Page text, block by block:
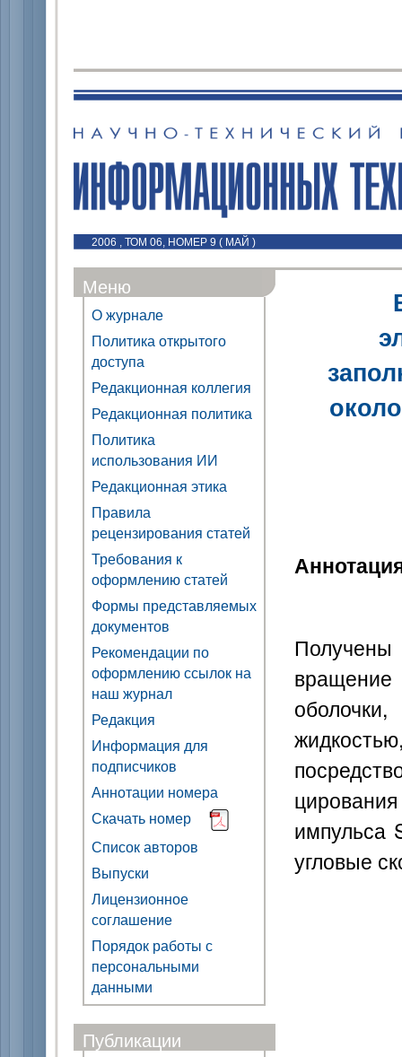
2006 , ТОМ 06, НОМЕР 9 ( МАЙ )
Меню
О журнале
Политика открытого
доступа
Редакционная коллегия
Редакционная политика
Политика
использования ИИ
Редакционная этика
Правила
рецензирования статей
Требования к
оформлению статей
Формы представляемых
документов
Рекомендации по
оформлению ссылок на
наш журнал
Редакция
Информация для
подписчиков
Аннотации номера
Скачать номер
Список авторов
Выпуски
Лицензионное
соглашение
Порядок работы с
персональными
данными
Публикации
импульса
угловые